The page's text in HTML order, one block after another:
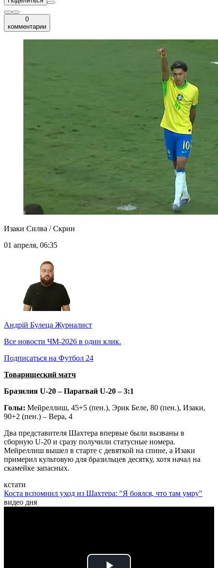
0
комментарии
Изаки Силва / Скрин
01 апреля, 06:35
Андрій Булеца Журналист
Все новости ЧМ-2026 в один клик.
Подписаться на Футбол 24
Товарищеский матч
Бразилия U-20 – Парагвай U-20 – 3:1
Голы: Мейреллиш, 45+5 (пен.), Эрик Беле, 80 (пен.), Изаки,
90+2 (пен.) – Вера, 4
Два представителя Шахтера впервые были вызваны в
сборную U-20 и сразу получили статусные номера.
Мейреллиш вышел в старте с девяткой на спине, а Изаки
примерил культовую для бразильцев десятку, хотя начал на
скамейке запасных.
кстати
Коста вспомнил уход из Шахтера: "Я боялся, что там умру"
видео дня